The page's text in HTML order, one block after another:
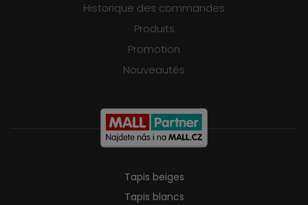
Historique des commandes
Produits
Promotion
Nouveautés
Tapis beiges
Tapis blancs